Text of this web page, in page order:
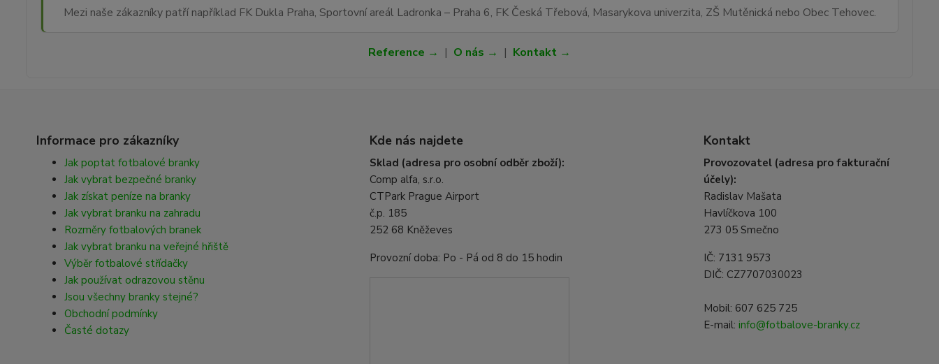
Mezi naše zákazníky patří například FK Dukla Praha, Sportovní areál Ladronka – Praha 6, FK Česká Třebová, Masarykova univerzita, ZŠ Mutěnická nebo Obec Tehovec.
Reference → | O nás → | Kontakt →
Informace pro zákazníky
Jak poptat fotbalové branky
Jak vybrat bezpečné branky
Jak získat peníze na branky
Jak vybrat branku na zahradu
Rozměry fotbalových branek
Jak vybrat branku na veřejné hřiště
Výběr fotbalové střídačky
Jak používat odrazovou stěnu
Jsou všechny branky stejné?
Obchodní podmínky
Časté dotazy
Kde nás najdete
Sklad (adresa pro osobní odběr zboží):
Comp alfa, s.r.o.
CTPark Prague Airport
č.p. 185
252 68 Kněževes
Provozní doba: Po - Pá od 8 do 15 hodin
Kontakt
Provozovatel (adresa pro fakturační
účely):
Radislav Mašata
Havlíčkova 100
273 05 Smečno
IČ: 7131 9573
DIČ: CZ7707030023
Mobil: 607 625 725
E-mail: info@fotbalove-branky.cz